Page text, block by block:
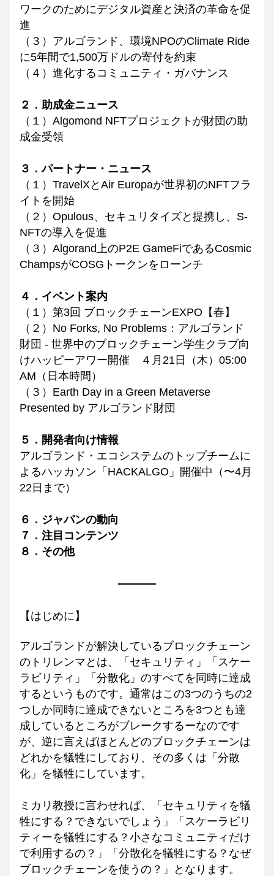
ワークのためにデジタル資産と決済の革命を促
進
（３）アルゴランド、環境NPOのClimate Ride
に5年間で1,500万ドルの寄付を約束
（４）進化するコミュニティ・ガバナンス
２．助成金ニュース
（１）Algomond NFTプロジェクトが財団の助
成金受領
３．パートナー・ニュース
（１）TravelXとAir Europaが世界初のNFTフラ
イトを開始
（２）Opulous、セキュリタイズと提携し、S-
NFTの導入を促進
（３）Algorand上のP2E GameFiであるCosmic
ChampsがCOSGトークンをローンチ
４．イベント案内
（１）第3回 ブロックチェーンEXPO【春】
（２）No Forks, No Problems：アルゴランド
財団 - 世界中のブロックチェーン学生クラブ向
けハッピーアワー開催　４月21日（木）05:00
AM（日本時間）
（３）Earth Day in a Green Metaverse
Presented by アルゴランド財団
５．開発者向け情報
アルゴランド・エコシステムのトップチームに
よるハッカソン「HACKALGO」開催中（〜4月
22日まで）
６．ジャパンの動向
７．注目コンテンツ
８．その他
【はじめに】
アルゴランドが解決しているブロックチェーン
のトリレンマとは、「セキュリティ」「スケー
ラビリティ」「分散化」のすべてを同時に達成
するというものです。通常はこの3つのうちの2
つしか同時に達成できないところを3つとも達
成しているところがブレークするーなのです
が、逆に言えばほとんどのブロックチェーンは
どれかを犠牲にしており、その多くは「分散
化」を犠牲にしています。
ミカリ教授に言わせれば、「セキュリティを犠
牲にする？できないでしょう」「スケーラビリ
ティーを犠牲にする？小さなコミュニティだけ
で利用するの？」「分散化を犠牲にする？なぜ
ブロックチェーンを使うの？」となります。